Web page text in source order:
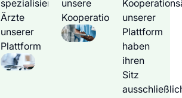
Ärzte
unserer
Plattform
Kooperationsärzte
unserer
Plattform
haben
ihren
Sitz